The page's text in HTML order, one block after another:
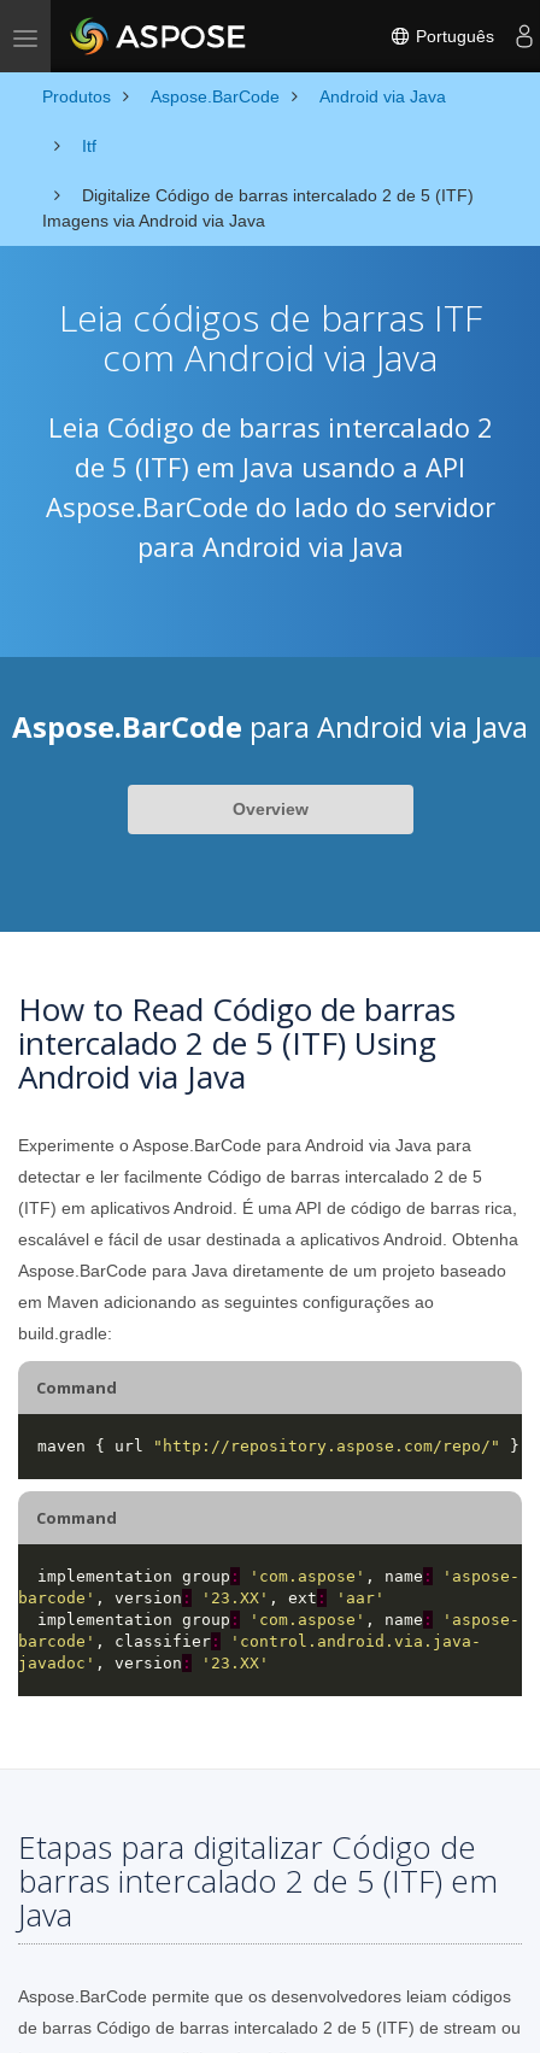
Toggle navigation Português
Produtos Aspose.BarCode Android via Java
Itf
Digitalize Código de barras intercalado 2 de 5 (ITF)
Imagens via Android via Java
Leia códigos de barras ITF
com Android via Java
Leia Código de barras intercalado 2
de 5 (ITF) em Java usando a API
Aspose.BarCode do lado do servidor
para Android via Java
Aspose.BarCode para Android via Java
Overview
How to Read Código de barras
intercalado 2 de 5 (ITF) Using
Android via Java
Experimente o Aspose.BarCode para Android via Java para
detectar e ler facilmente Código de barras intercalado 2 de 5
(ITF) em aplicativos Android. É uma API de código de barras rica,
escalável e fácil de usar destinada a aplicativos Android. Obtenha
Aspose.BarCode para Java diretamente de um projeto baseado
em Maven adicionando as seguintes configurações ao
build.gradle:
Command
  maven { url
"http://repository.aspose.com/repo/"
Command
  implementation group
: 'com.aspose' , name :
'aspose-
barcode' , version : '23.XX' , ext :
'aar'
  implementation group
: 'com.aspose' , name :
'aspose-
barcode' , classifier :
'control.android.via.java-
javadoc' , version : '23.XX'
Etapas para digitalizar Código de
barras intercalado 2 de 5 (ITF) em
Java
Aspose.BarCode permite que os desenvolvedores leiam códigos
de barras Código de barras intercalado 2 de 5 (ITF) de stream ou